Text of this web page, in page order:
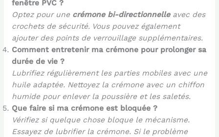
fenêtre PVC ?
Optez pour une crémone bi-directionnelleavec des
crochets de sécurité. Vous pouvez également
ajouter des points de verrouillage supplémentaires.
Comment entretenir ma crémone pour prolonger sa
durée de vie ?
Lubrifiez régulièrement les parties mobiles avec une
huile adaptée. Nettoyez la crémone avec un chiffon
humide pour enlever la poussière et les saletés.
Que faire si ma crémone est bloquée ?
Vérifiez si quelque chose bloque le mécanisme.
Essayez de lubrifier la crémone. Si le problème